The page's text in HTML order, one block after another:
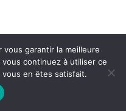
garantir la meilleure
continuez à utiliser ce
en êtes satisfait.